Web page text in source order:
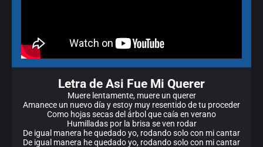
Letra de Asi Fue Mi Querer
Muere lentamente, muere un querer
Amanece un nuevo día y estoy muy resentido de tu proceder
Como hojas secas del árbol que caía en verano
Humilladas por la brisa se ven rodar
De igual manera he quedado yo, rodando solo con mi cantar
De igual manera he quedado yo, rodando solo con mi cantar